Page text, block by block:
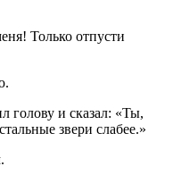
Только отпусти
голову и сказал: «Ты,
звери слабее.»